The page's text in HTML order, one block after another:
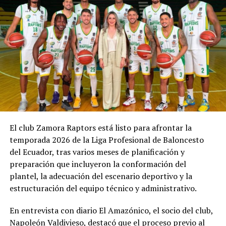
profesional de Boca Juniors.
Raúl Noriega(1993-1994): disputó 24 partidos
oficiales, conquistó la Copa de Oro Nicolás Leoz de 1993
y jugó un Superclásico frente a River Plate.
Joffre Guerrón(2005): formó parte de las divisiones
inferiores y la reserva del club, aunque no llegó a
debutar oficialmente con el primer equipo.Fuente:
Vistazo
El club Zamora Raptors está listo para afrontar la
temporada 2026 de la Liga Profesional de Baloncesto
del Ecuador, tras varios meses de planificación y
preparación que incluyeron la conformación del
plantel, la adecuación del escenario deportivo y la
estructuración del equipo técnico y administrativo.
En entrevista con diario El Amazónico, el socio del club,
Napoleón Valdivieso, destacó que el proceso previo al